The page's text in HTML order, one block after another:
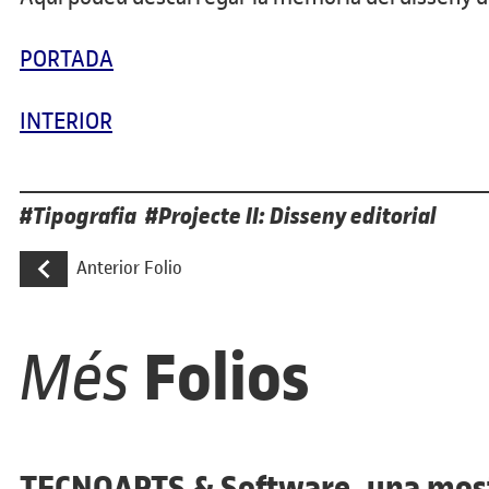
PORTADA
INTERIOR
Etiquetes
Tipografia Projecte II: Disseny editorial
Navegació d'entrades
Anterior Folio
Més Folios